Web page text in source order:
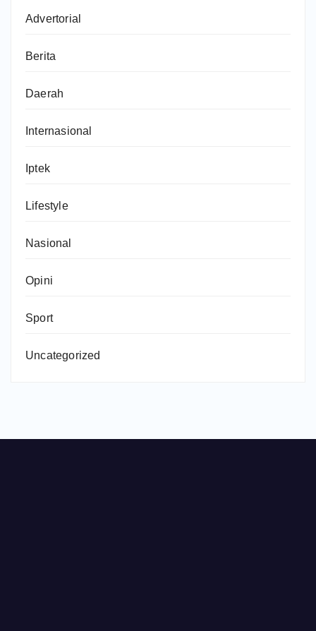
Advertorial
Berita
Daerah
Internasional
Iptek
Lifestyle
Nasional
Opini
Sport
Uncategorized